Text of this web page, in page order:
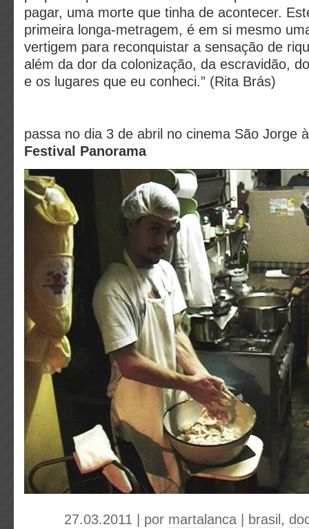
pagar, uma morte que tinha de acontecer.
primeira longa-metragem, é em si mesmo
vertigem para reconquistar a sensação de
além da dor da colonização, da escravidão,
e os lugares que eu conheci.” (Rita Brás)
passa no dia 3 de abril no cinema São Jorge
Festival Panorama
27.03.2011 | por martalanca | brasil,